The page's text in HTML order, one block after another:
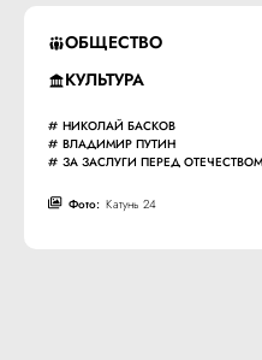
ОБЩЕСТВО
КУЛЬТУРА
НИКОЛАЙ БАСКОВ
ВЛАДИМИР ПУТИН
ЗА ЗАСЛУГИ ПЕРЕД ОТЕЧЕСТВОМ
Фото: Катунь 24